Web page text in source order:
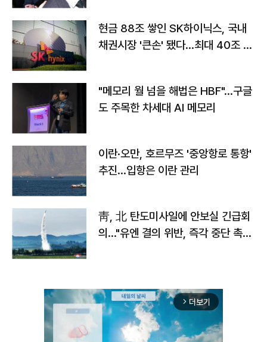
현금 88조 쌓인 SK하이닉스, 국내
채권시장 '큰손' 됐다…최대 40조 투
"메모리 월 넘을 해법은 HBF"…구글
도 주목한 차세대 AI 메모리
이란·오만, 호르무즈 '중앙항로 통항'
추진…입항은 이란 관리
靑, 北 탄도미사일에 안보실 긴급회
의…"유엔 결의 위반, 즉각 중단 촉
arrow_forward_ios 더보기